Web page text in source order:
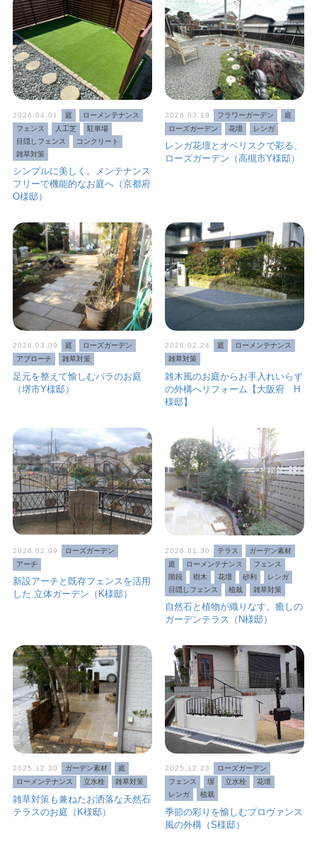
シンプルに美しく。メンテナンス
フリーで機能的なお庭へ（京都府
O様邸）
2026.04.01 庭
ローメンテナンス
フェンス
人工芝
駐車場
目隠しフェンス
コンクリート
雑草対策
レンガ花壇とオベリスクで彩る、
ローズガーデン（高槻市Y様邸）
2026.03.19 フラワーガーデン
庭
ローズガーデン
花壇 レンガ
足元を整えて愉しむバラのお庭
（堺市Y様邸）
2026.03.09 庭
ローズガーデン
アプローチ
雑草対策
雑木風のお庭からお手入れいらず
の外構へリフォーム【大阪府 H
様邸】
2026.02.24 庭
ローメンテナンス
雑草対策
新設アーチと既存フェンスを活用
した 立体ガーデン（K様邸）
2026.02.09
ローズガーデン
アーチ
自然石と植物が織りなす、癒しの
ガーデンテラス（N様邸）
2026.01.30 テラス
ガーデン素材
庭
ローメンテナンス
フェンス
階段
樹木 花壇 砂利
レンガ
目隠しフェンス
植栽 雑草対策
雑草対策も兼ねたお洒落な天然石
テラスのお庭（K様邸）
2025.12.30 ガーデン素材
庭
ローメンテナンス
立水栓 雑草対策
季節の彩りを愉しむプロヴァンス
風の外構（S様邸）
2025.12.23
ローズガーデン
フェンス
塀 立水栓
花壇
レンガ
植栽